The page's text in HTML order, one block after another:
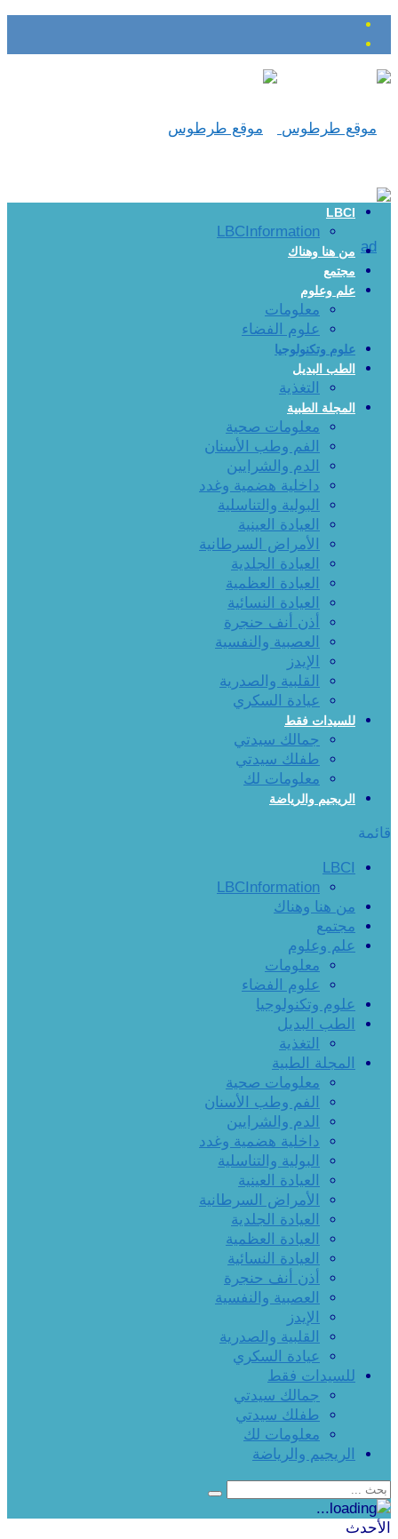
LBCI
LBCInformation
من هنا وهناك
مجتمع
علم وعلوم
معلومات
علوم الفضاء
علوم وتكنولوجيا
الطب البديل
التغذية
المجلة الطبية
معلومات صحية
الفم وطب الأسنان
الدم والشرايين
داخلية هضمية وغدد
البولية والتناسلية
العيادة العينية
الأمراض السرطانية
العيادة الجلدية
العيادة العظمية
العيادة النسائية
أذن أنف حنجرة
العصبية والنفسية
الإيدز
القلبية والصدرية
عيادة السكري
للسيدات فقط
جمالك سيدتي
طفلك سيدتي
معلومات لك
الريجيم والرياضة
قائمة
LBCI
LBCInformation
من هنا وهناك
مجتمع
علم وعلوم
معلومات
علوم الفضاء
علوم وتكنولوجيا
الطب البديل
التغذية
المجلة الطبية
معلومات صحية
الفم وطب الأسنان
الدم والشرايين
داخلية هضمية وغدد
البولية والتناسلية
العيادة العينية
الأمراض السرطانية
العيادة الجلدية
العيادة العظمية
العيادة النسائية
أذن أنف حنجرة
العصبية والنفسية
الإيدز
القلبية والصدرية
عيادة السكري
للسيدات فقط
جمالك سيدتي
طفلك سيدتي
معلومات لك
الريجيم والرياضة
الأحدث